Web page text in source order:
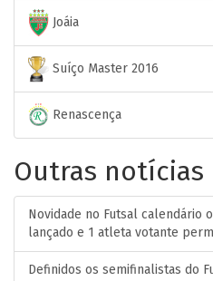
Joáia
Suíço Master 2016
Renascença
Outras notícias
Novidade no Futsal calendário
lançado e 1 atleta votante
Definidos os semifinalistas do